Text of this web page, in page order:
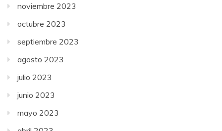
noviembre 2023
octubre 2023
septiembre 2023
agosto 2023
julio 2023
junio 2023
mayo 2023